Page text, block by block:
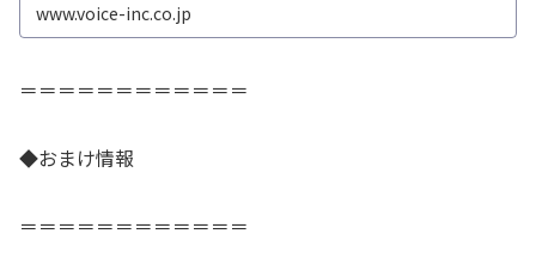
www.voice-inc.co.jp
＝＝＝＝＝＝＝＝＝＝＝＝
◆おまけ情報
＝＝＝＝＝＝＝＝＝＝＝＝